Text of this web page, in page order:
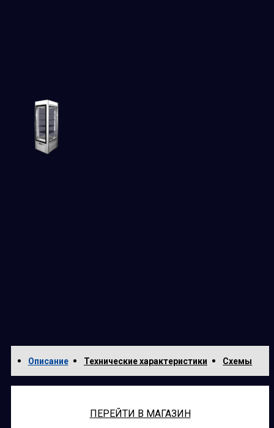
Описание Технические характеристики Схемы
ПЕРЕЙТИ В МАГАЗИН